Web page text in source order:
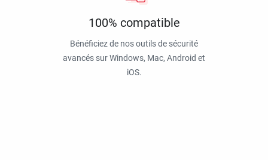
100% compatible
Bénéficiez de nos outils de sécurité
avancés sur Windows, Mac, Android et
iOS.